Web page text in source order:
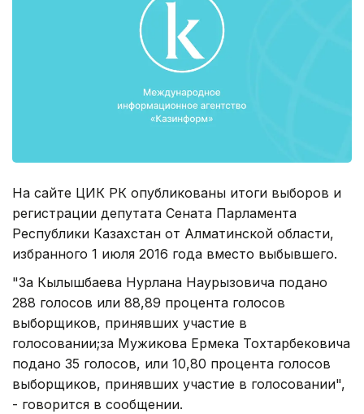
На сайте ЦИК РК опубликованы итоги выборов и
регистрации депутата Сената Парламента
Республики Казахстан от Алматинской области,
избранного 1 июля 2016 года вместо выбывшего.
"За Кылышбаева Нурлана Наурызовича подано
288 голосов или 88,89 процента голосов
выборщиков, принявших участие в
голосовании;за Мужикова Ермека Тохтарбековича
подано 35 голосов, или 10,80 процента голосов
выборщиков, принявших участие в голосовании",
- говорится в сообщении.